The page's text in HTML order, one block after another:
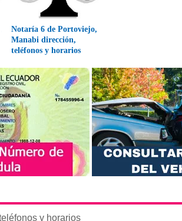
Notaría 6 de Portoviejo,
Manabi dirección,
teléfonos y horarios